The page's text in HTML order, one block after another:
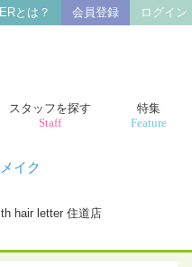
とは？ 会員登録 ログイン
スタッフを探す
Staff
特集
Feature
イク
hair letter 住道店